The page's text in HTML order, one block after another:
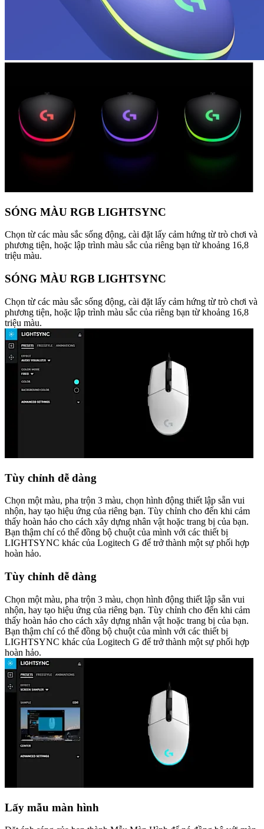
SÓNG MÀU RGB LIGHTSYNC
Chọn từ các màu sắc sống động, cài đặt lấy cảm hứng từ trò chơi và
phương tiện, hoặc lập trình màu sắc của riêng bạn từ khoảng 16,8
triệu màu.
SÓNG MÀU RGB LIGHTSYNC
Chọn từ các màu sắc sống động, cài đặt lấy cảm hứng từ trò chơi và
phương tiện, hoặc lập trình màu sắc của riêng bạn từ khoảng 16,8
triệu màu.
Tùy chỉnh dễ dàng
Chọn một màu, pha trộn 3 màu, chọn hình động thiết lập sẵn vui
nhộn, hay tạo hiệu ứng của riêng bạn. Tùy chỉnh cho đến khi cảm
thấy hoàn hảo cho cách xây dựng nhân vật hoặc trang bị của bạn.
Bạn thậm chí có thể đồng bộ chuột của mình với các thiết bị
LIGHTSYNC khác của Logitech G để trở thành một sự phối hợp
hoàn hảo.
Tùy chỉnh dễ dàng
Chọn một màu, pha trộn 3 màu, chọn hình động thiết lập sẵn vui
nhộn, hay tạo hiệu ứng của riêng bạn. Tùy chỉnh cho đến khi cảm
thấy hoàn hảo cho cách xây dựng nhân vật hoặc trang bị của bạn.
Bạn thậm chí có thể đồng bộ chuột của mình với các thiết bị
LIGHTSYNC khác của Logitech G để trở thành một sự phối hợp
hoàn hảo.
Lấy mẫu màn hình